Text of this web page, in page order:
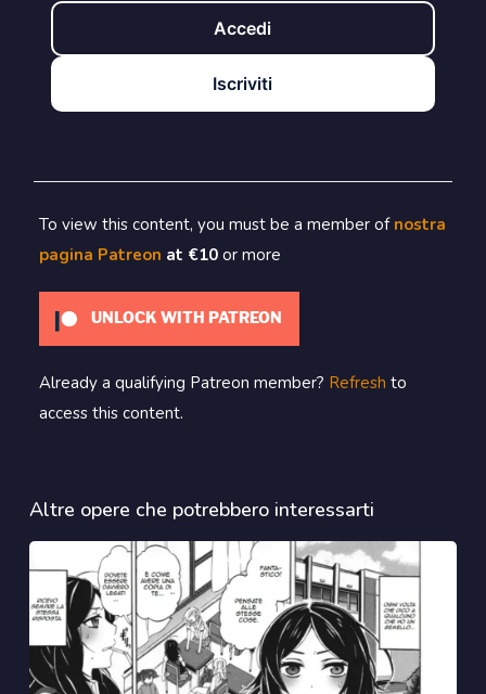
Accedi
Iscriviti
To view this content, you must be a member of nostra
pagina Patreon at €10 or more
UNLOCK WITH PATREON
Already a qualifying Patreon member? Refresh to
access this content.
Altre opere che potrebbero interessarti